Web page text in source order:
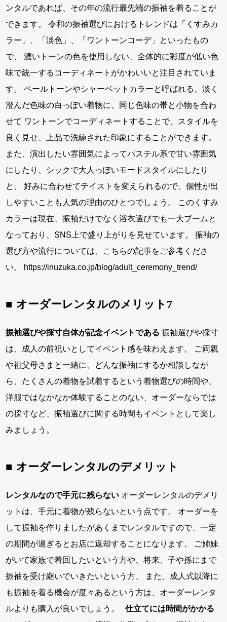
ンタルであれば、その年の流行最先端の振袖を着ることが
できます。 令和の振袖選びにおけるトレンドは「くすみカ
ラー」、「淡色」、「ワントーンコーデ」といったもの
で、 濃いトーンの色を使用しない、全体的に彩度が低い色
味で統一するコーディネートがかわいいと注目されていま
す。 ペールトーンやシャーベットカラーと呼ばれる、淡く
澄んだ色味の白っぽい着物に、同じ色味の帯と小物を合わ
せて ワントーンでコーディネートすることで、スタイルを
良く見せ、上品で洗練された印象にすることができます。
また、演出したい雰囲気によってパステル系で甘い雰囲気
にしたり、シックで大人っぽいモードスタイルにしたり
と、 好みに合わせてテイストを変えられるので、個性が出
しやすいことも人気の理由のひとつでしょう。 このくすみ
カラーは現在、振袖だけでなく浴衣選びでも一大ブームと
なっており、SNS上で盛り上がりを見せています。 振袖の
選び方や流行については、こちらの記事をご参考くださ
い。 https://inuzuka.co.jp/blog/adult_ceremony_trend/
オーダーレンタルのメリット7
振袖選びや採寸自体が記念イベントである 振袖選びや採寸
は、成人の前祝いとしてイベント感を味わえます。 ご両親
や祖父母さまと一緒に、どんな振袖にするか相談しなが
ら、たくさんの着物を試着するという着物選びの時間や、
洋服ではなかなか体験することのない、オーダーならでは
の採寸など、振袖選びに関する時間もイベントとして楽し
みましょう。
オーダーレンタルのデメリット
レンタルなので手元に残らない
ットは、手元に着物が残らないという点です。 オーダーを
して振袖を作りましたがあくまでレンタルですので、一定
の期間が過ぎるとお店に返却することになります。 ご姉妹
がいて家族で着回したいという方や、将来、子や孫にまで
振袖を受け継いでいきたいという方、 また、成人式以降に
も振袖を着る機会が度々あるという方は、オーダーレンタ
ルよりも購入が良いでしょう。
仕立てには時間がかかる